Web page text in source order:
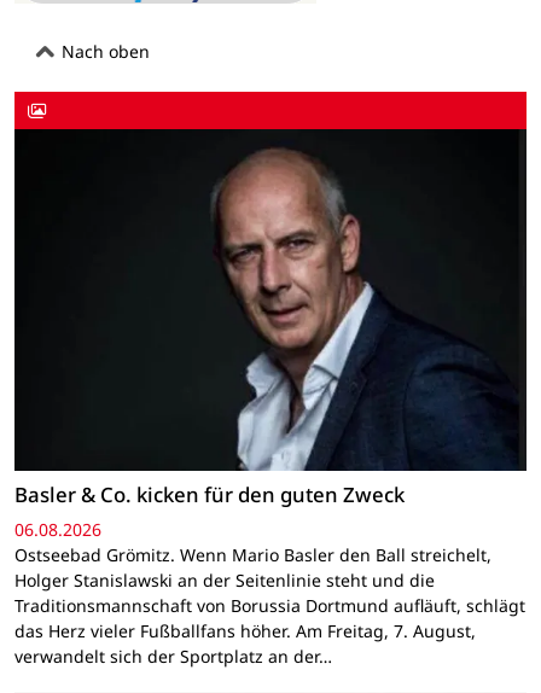
Nach oben
Basler & Co. kicken für den guten Zweck
06.08.2026
Ostseebad Grömitz. Wenn Mario Basler den Ball streichelt,
Holger Stanislawski an der Seitenlinie steht und die
Traditionsmannschaft von Borussia Dortmund aufläuft, schlägt
das Herz vieler Fußballfans höher. Am Freitag, 7. August,
verwandelt sich der Sportplatz an der…